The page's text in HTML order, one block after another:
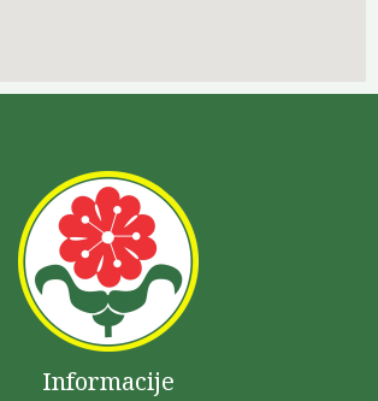
Informacije